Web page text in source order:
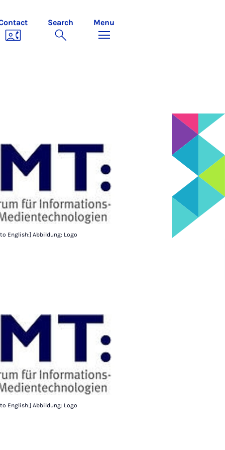
Search Menu
English:] Abbildung: Logo
English:] Abbildung: Logo